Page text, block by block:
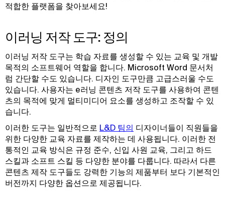
적합한 플랫폼을 찾아보세요!
이러닝 저작 도구: 정의
이러닝 저작 도구는 학습 자료를 생성할 수 있는 교육 및 개발
목적의 소프트웨어 역할을 합니다. Microsoft Word 문서처
럼 간단할 수도 있습니다. 디자인 도구만큼 고급스러울 수도
있습니다. 사용자는 e러닝 콘텐츠 저작 도구를 사용하여 콘텐
츠의 목적에 맞게 멀티미디어 요소를 생성하고 조작할 수 있
습니다.
이러한 도구는 일반적으로 L&D 팀의 디자이너들이 직원들을
위한 다양한 교육 자료를 제작하는 데 사용됩니다. 이러한 전
통적인 교육 방식은 규정 준수, 신입 사원 교육, 그리고 하드
스킬과 소프트 스킬 등 다양한 분야를 다룹니다. 따라서 다른
콘텐츠 제작 도구들도 강력한 기능의 제품부터 보다 기본적인
버전까지 다양한 옵션으로 제공됩니다.